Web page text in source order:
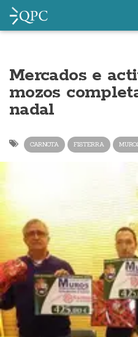
Mercados e
mozos
nadal
CARNOTA FISTERRA